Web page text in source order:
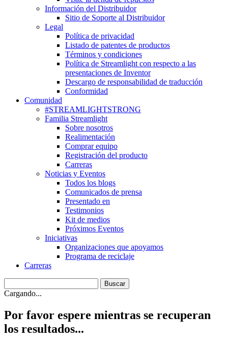
Información del Distribuidor
Sitio de Soporte al Distribuidor
Legal
Política de privacidad
Listado de patentes de productos
Términos y condiciones
Política de Streamlight con respecto a las
presentaciones de Inventor
Descargo de responsabilidad de traducción
Conformidad
Comunidad
#STREAMLIGHTSTRONG
Familia Streamlight
Sobre nosotros
Realimentación
Comprar equipo
Registración del producto
Carreras
Noticias y Eventos
Todos los blogs
Comunicados de prensa
Presentado en
Testimonios
Kit de medios
Próximos Eventos
Iniciativas
Organizaciones que apoyamos
Programa de reciclaje
Carreras
Cargando...
Por favor espere mientras se recuperan
los resultados...